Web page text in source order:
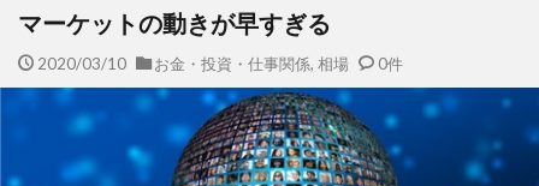
マーケットの動きが早すぎる
2020/03/10 お金・投資・仕事関係, 相場 0件
低温調理・スロークッカー
低糖質ダイエット
検索